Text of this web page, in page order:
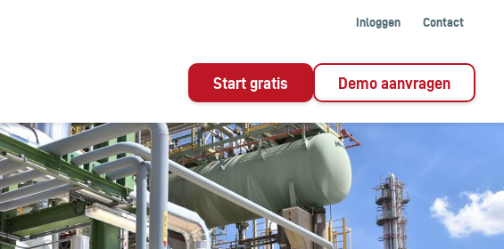
Inloggen Contact
Start gratis Demo aanvragen